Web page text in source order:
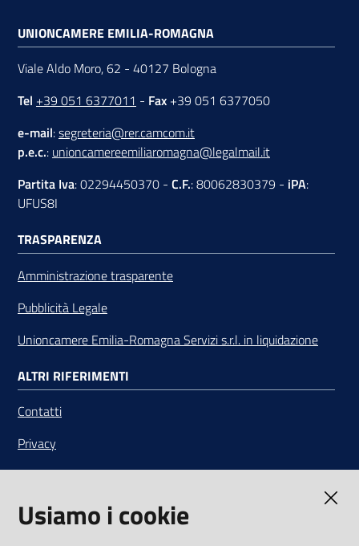
UNIONCAMERE EMILIA-ROMAGNA
Viale Aldo Moro, 62 - 40127 Bologna
Tel +39 051 6377011 - Fax +39 051 6377050
e-mail:segreteria@rer.camcom.it
p.e.c.: unioncamereemiliaromagna@legalmail.it
Partita Iva: 02294450370 - C.F.: 80062830379 - iPA:
UFUS8I
TRASPARENZA
Amministrazione trasparente
Pubblicità Legale
Unioncamere Emilia-Romagna Servizi s.r.l. in liquidazione
ALTRI RIFERIMENTI
Contatti
Privacy
Note legali
Media Policy
Usiamo i cookie